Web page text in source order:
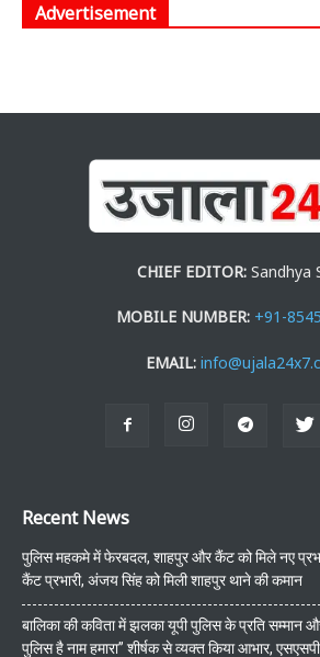
Advertisement
CHIEF EDITOR: Sandhya
MOBILE NUMBER: +91-
EMAIL:
Recent News
पुलिस महकमे में फेरबदल, शाहपुर और कैंट को मिले नए
कैंट प्रभारी, अंजय सिंह को मिली शाहपुर थाने की कमान
बालिका की कविता में झलका यूपी पुलिस के प्रति सम्मान
पुलिस है नाम हमारा” शीर्षक से व्यक्त किया आभार,